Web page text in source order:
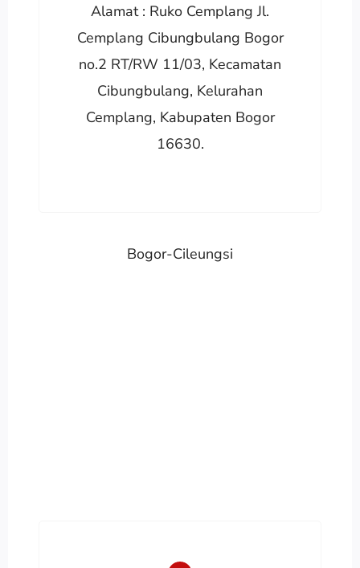
Alamat : Ruko Cemplang Jl.
Cemplang Cibungbulang Bogor
no.2 RT/RW 11/03, Kecamatan
Cibungbulang, Kelurahan
Cemplang, Kabupaten Bogor
16630.
Bogor-Cileungsi